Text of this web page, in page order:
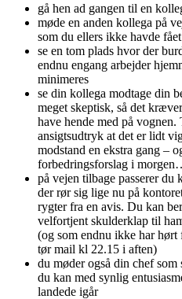
gå hen ad gangen til en
møde en anden kollega på
som du ellers ikke havde fået
se en tom plads hvor der
endnu engang arbejder
minimeres
se din kollega modtage din
meget skeptisk, så det
have hende med på
ansigtsudtryk at det er lidt
modstand en ekstra gang –
forbedringsforslag i
på vejen tilbage passerer du
der rør sig lige nu på
rygter fra en avis. Du kan
velfortjent skulderklap til
(og som endnu ikke har hørt
tør mail kl 22.15 i aften)
du møder også din chef som
du kan med synlig
landede igår